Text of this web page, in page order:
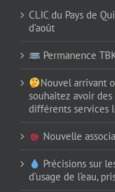
CLIC du Pays de
d’août
Permanence
Nouvel arrivant
souhaitez avoir
différents services
Nouvelle
Précisions sur
d’usage de l’eau,